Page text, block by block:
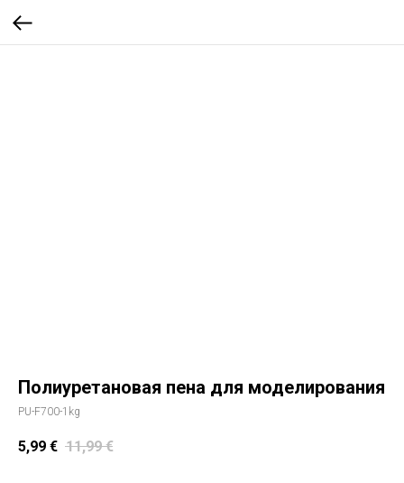
Полиуретановая пена для моделирования
PU-F700-1kg
5,99 € 11,99 €